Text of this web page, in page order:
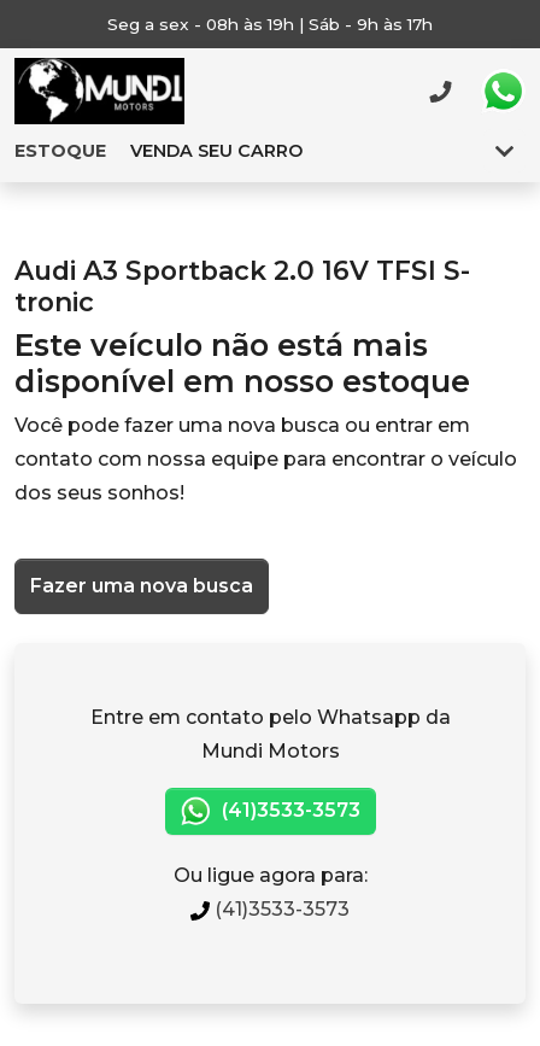
Seg a sex - 08h às 19h | Sáb - 9h às 17h
ESTOQUE VENDA SEU CARRO
Audi A3 Sportback 2.0 16V TFSI S-
tronic
Este veículo não está mais
disponível em nosso estoque
Você pode fazer uma nova busca ou entrar em
contato com nossa equipe para encontrar o veículo
dos seus sonhos!
Fazer uma nova busca
Entre em contato pelo Whatsapp da
Mundi Motors
(41)3533-3573
Ou ligue agora para:
(41)3533-3573